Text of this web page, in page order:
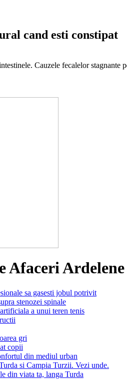
cand esti constipat
Cauzele fecalelor
Afaceri Ardelene
sa gasesti jobul potrivit
stenozei spinale
a unui teren tenis
gri
copii
din mediul urban
si Campia Turzii. Vezi unde.
din viata ta, langa Turda